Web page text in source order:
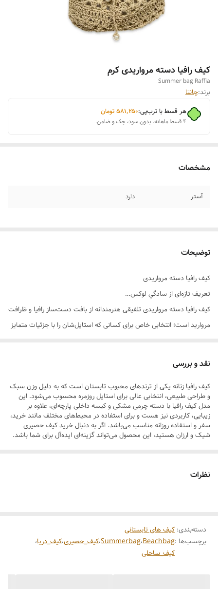
کیف رافیا دسته مرواریدی کرم
Summer bag Raffia
برند:چانتا
هر قسط با ترب‌پی:۵۸۱٬۲۵۰تومان
۴ قسط ماهانه. بدون سود، چک و ضامن.
مشخصات
آستر دارد
توضیحات
کیف رافیا دسته مرواریدی
تعریف تازه‌ای از سادگیِ لوکس…
کیف رافیا دسته مرواریدی تلفیقی هنرمندانه از بافت دست‌ساز رافیا و ظرافت
مروارید است؛ انتخابی خاص برای کسانی که استایل‌شان را با جزئیات متمایز
باکیفیت، جلوه‌ای شیک و حس تابستانی به این طراحی افزوده . همچنین
وجود کیسه داخلی جمع‌شو، امنیت و نظم وسایل شخصی شما را تضمین
می‌کند.
✨ مشخصات:
بسته شدن: جمع شو با بند رافیایی
بیانگر سلیقه‌ای خاص، مینیمال و لوکس برای روزهایی که می‌خواهید متفاوت
دیده شوید
🚚 شرایط خرید
نقد و بررسی
کیف رافیا زنانه یکی از ترندهای محبوب تابستان است که به دلیل وزن سبک
و طراحی طبیعی، انتخابی عالی برای استایل روزمره محسوب می‌شود. این
مدل کیف رافیا با دسته چرمی مشکی و کیسه داخلی پارچه‌ای، علاوه بر
زیبایی، کاربردی نیز هست و برای استفاده در محیط‌های مختلف مانند خرید،
سفر و استفاده روزانه مناسب می‌باشد. اگر به دنبال خرید کیف حصیری
شیک و ارزان هستید، این محصول می‌تواند گزینه‌ای ایده‌آل برای شما باشد.
نظرات
دسته‌بندی: کیف های تابستانی
برچسب‌ها :Beachbag،Summerbag،کیف_حصیری،کیف_دریا،
کیف_ساحلی